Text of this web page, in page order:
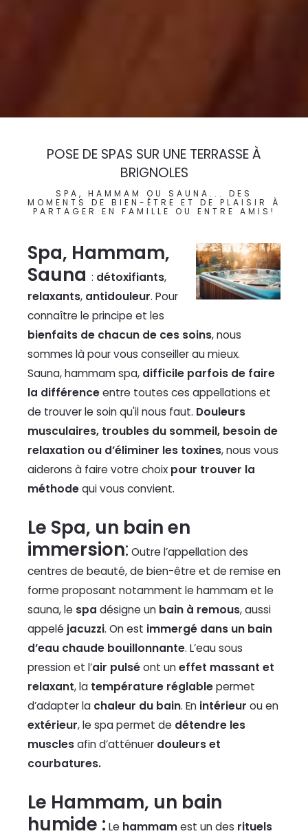
POSE DE SPAS SUR UNE TERRASSE À
BRIGNOLES
SPA, HAMMAM OU SAUNA... DES
MOMENTS DE BIEN-ÊTRE ET DE PLAISIR À
PARTAGER EN FAMILLE OU ENTRE AMIS!
Spa, Hammam,
Sauna : détoxifiants,
relaxants, antidouleur. Pour
connaître le principe et les
bienfaits de chacun de ces soins, nous
sommes là pour vous conseiller au mieux.
Sauna, hammam spa, difficile parfois de faire
la différenceentre toutes ces appellations et
de trouver le soin qu'il nous faut. Douleurs
musculaires, troubles du sommeil, besoin de
relaxation ou d’éliminer les toxines, nous vous
aiderons à faire votre choix pour trouver la
méthodequi vous convient.
Le Spa, un bain en
immersion: Outre l’appellation des
centres de beauté, de bien-être et de remise en
forme proposant notamment le hammam et le
sauna, le spa désigne un bain à remous, aussi
appelé jacuzzi. On est immergé dans un bain
d’eau chaude bouillonnante. L’eau sous
pression et l’air pulséont uneffet massant et
relaxant, la température réglablepermet
d’adapter la chaleur du bain. En intérieur ou en
extérieur, le spa permet de détendre les
musclesafin d’atténuer douleurs et
courbatures.
Le Hammam, un bain
humide : Le hammamest un des rituels